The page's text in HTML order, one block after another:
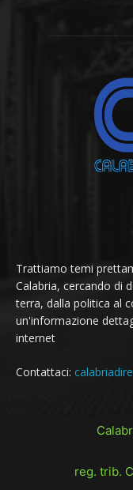
Trattiamo temi
Calabria, cercando di
terra, dalla politica al
un'informazione
internet
Contattaci:
reg. trib.